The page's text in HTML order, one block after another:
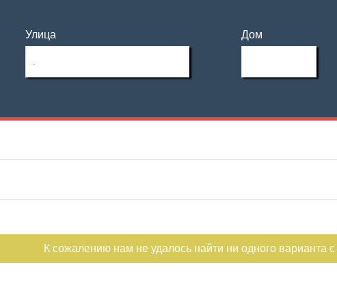
Улица Дом
Смотровая яма
К сожалению нам не удалось найти ни одного варианта